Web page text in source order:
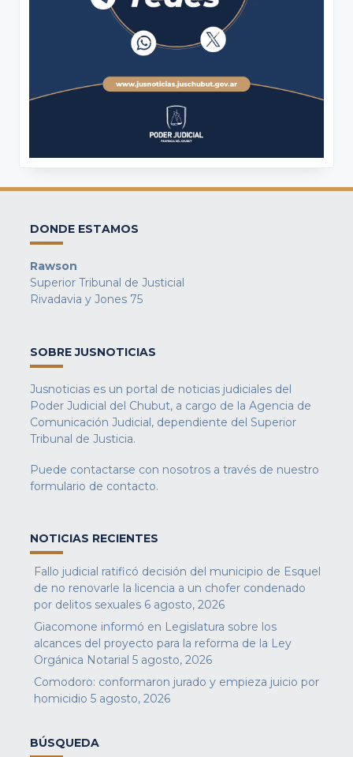
DONDE ESTAMOS
Rawson
Superior Tribunal de Justicial
Rivadavia y Jones 75
SOBRE JUSNOTICIAS
Jusnoticias es un portal de noticias judiciales del
Poder Judicial del Chubut, a cargo de la Agencia de
Comunicación Judicial, dependiente del Superior
Tribunal de Justicia.
Puede contactarse con nosotros a través de nuestro
formulario de contacto.
NOTICIAS RECIENTES
Fallo judicial ratificó decisión del municipio de Esquel
de no renovarle la licencia a un chofer condenado
por delitos sexuales 6 agosto, 2026
Giacomone informó en Legislatura sobre los
alcances del proyecto para la reforma de la Ley
Orgánica Notarial 5 agosto, 2026
Comodoro: conformaron jurado y empieza juicio por
homicidio 5 agosto, 2026
BÚSQUEDA